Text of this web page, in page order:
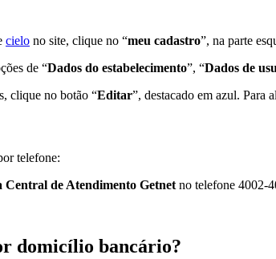
cielo no site, clique no “meu cadastro”, na parte
de “Dados do estabelecimento”, “Dados de
clique no botão “Editar”, destacado em azul. Para
telefone:
Central de Atendimento Getnet no telefone 4002-
domicílio bancário?